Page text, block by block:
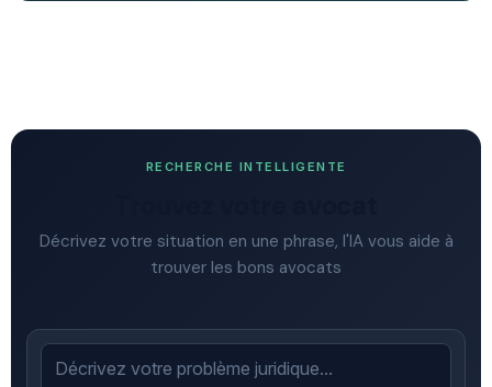
RECHERCHE INTELLIGENTE
Décrivez votre situation en une phrase, l'IA vous aide à
trouver les bons avocats